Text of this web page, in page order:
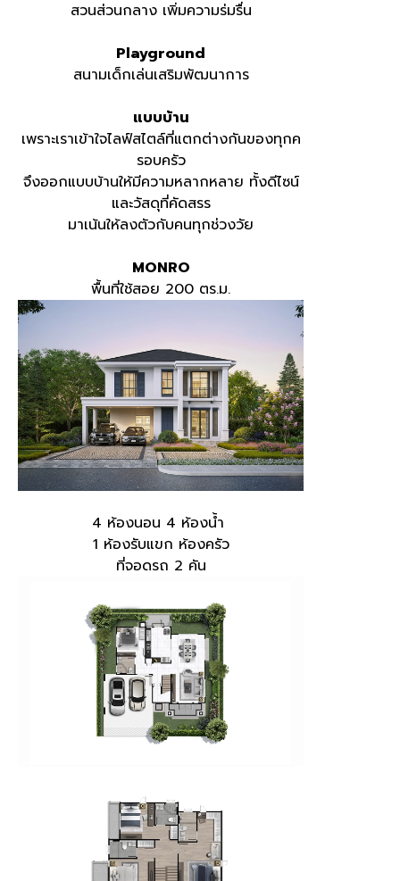
สวนส่วนกลาง เพิ่มความร่มรื่น
Playground
สนามเด็กเล่นเสริมพัฒนาการ
แบบบ้าน
เพราะเราเข้าใจไลฟ์สไตล์ที่แตกต่างกันของทุกค
รอบครัว
จึงออกแบบบ้านให้มีความหลากหลาย ทั้งดีไซน์
และวัสดุที่คัดสรร
มาเน้นให้ลงตัวกับคนทุกช่วงวัย
MONRO
พื้นที่ใช้สอย 200 ตร.ม.
4 ห้องนอน 4 ห้องน้ำ
1 ห้องรับแขก ห้องครัว
ที่จอดรถ 2 คัน